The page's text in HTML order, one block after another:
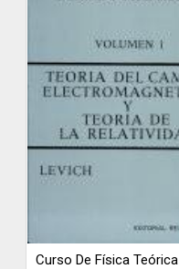
Curso De Física Teórica